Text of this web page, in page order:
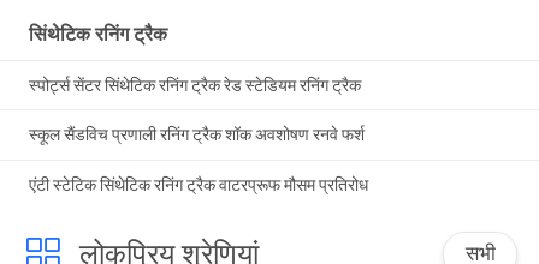
सिंथेटिक रनिंग ट्रैक
स्पोर्ट्स सेंटर सिंथेटिक रनिंग ट्रैक रेड स्टेडियम रनिंग ट्रैक
स्कूल सैंडविच प्रणाली रनिंग ट्रैक शॉक अवशोषण रनवे फर्श
एंटी स्टेटिक सिंथेटिक रनिंग ट्रैक वाटरप्रूफ मौसम प्रतिरोध
लोकप्रिय श्रेणियां सभी